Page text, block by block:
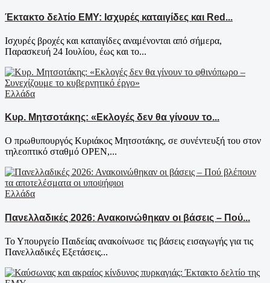
Έκτακτο δελτίο ΕΜΥ: Ισχυρές καταιγίδες και Red...
Ισχυρές βροχές και καταιγίδες αναμένονται από σήμερα,
Παρασκευή 24 Ιουλίου, έως και το...
Ελλάδα
Κυρ. Μητσοτάκης: «Εκλογές δεν θα γίνουν το...
Ο πρωθυπουργός Κυριάκος Μητσοτάκης, σε συνέντευξή του στον
τηλεοπτικό σταθμό OPEN,...
Ελλάδα
Πανελλαδικές 2026: Ανακοινώθηκαν οι βάσεις – Πού...
Το Υπουργείο Παιδείας ανακοίνωσε τις βάσεις εισαγωγής για τις
Πανελλαδικές Εξετάσεις...